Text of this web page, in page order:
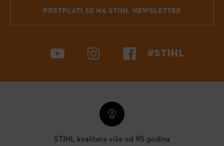
PRETPLATI SE NA STIHL NEWSLETTER
#STIHL
STIHL kvaliteta više od 95 godina